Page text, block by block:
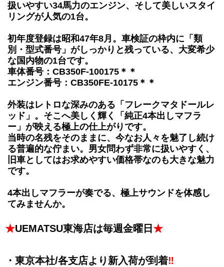
扱いやすい34馬力のエンジン、そして美しいスタイ
リングが人気の1台。
初年度登録は昭和47年8月。車検証の枠内に「類
別・型式番号」がしっかりと残っている、大変希少
な国内物の1台です。
車体番号：CB350F-100175＊＊
エンジン番号：CB350FE-10175＊＊
外装はレトロな深みのある「フレークマタドールレ
ッド」。そこへ美しく輝く「純正4本出しマフラ
ー」が映える極上の仕上がりです。
当時の名残をそのままに、今なお人々を魅了し続け
る普遍的な佇まい。男女問わず非常に扱いやすく、
旧車としてはお求めやすい価格帯なのも大きな魅力
です。
4本出しマフラーが奏でる、極上サウンドを体感し
てみませんか。
★UEMATSU東海店は毎週金曜日 ★
・東京本社/各支店より新入荷が到着‼